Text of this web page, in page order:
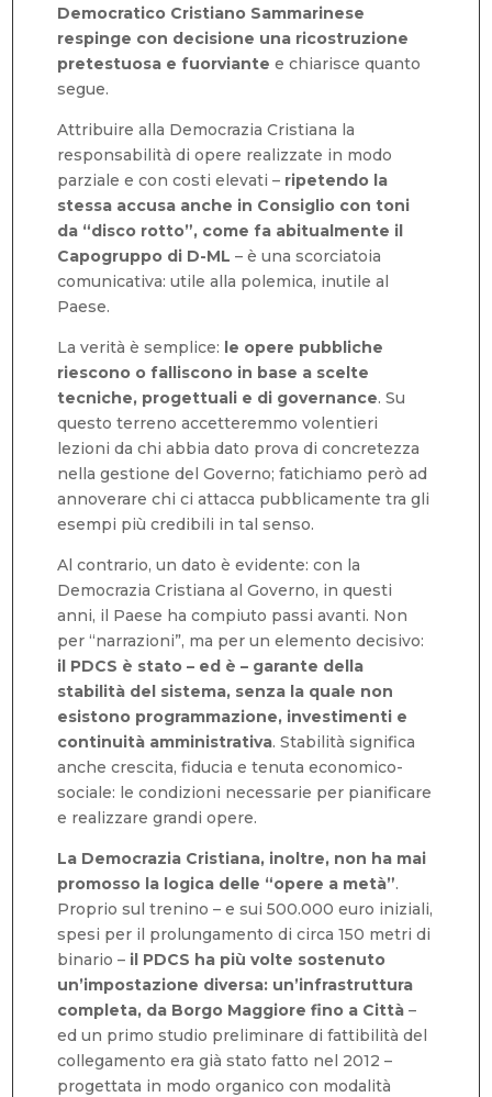
Democratico Cristiano Sammarinese
respinge con decisione una ricostruzione
pretestuosa e fuorviante e chiarisce quanto
segue.
Attribuire alla Democrazia Cristiana la
responsabilità di opere realizzate in modo
parziale e con costi elevati – ripetendo la
stessa accusa anche in Consiglio con toni
da “disco rotto”, come fa abitualmente il
Capogruppo di D-ML – è una scorciatoia
comunicativa: utile alla polemica, inutile al
Paese.
La verità è semplice: le opere pubbliche
riescono o falliscono in base a scelte
tecniche, progettuali e di governance. Su
questo terreno accetteremmo volentieri
lezioni da chi abbia dato prova di concretezza
nella gestione del Governo; fatichiamo però ad
annoverare chi ci attacca pubblicamente tra gli
esempi più credibili in tal senso.
Al contrario, un dato è evidente: con la
Democrazia Cristiana al Governo, in questi
anni, il Paese ha compiuto passi avanti. Non
per “narrazioni”, ma per un elemento decisivo:
il PDCS è stato – ed è – garante della
stabilità del sistema, senza la quale non
esistono programmazione, investimenti e
continuità amministrativa. Stabilità significa
anche crescita, fiducia e tenuta economico-
sociale: le condizioni necessarie per pianificare
e realizzare grandi opere.
La Democrazia Cristiana, inoltre, non ha mai
promosso la logica delle “opere a metà”.
Proprio sul trenino – e sui 500.000 euro iniziali,
spesi per il prolungamento di circa 150 metri di
binario – il PDCS ha più volte sostenuto
un’impostazione diversa: un’infrastruttura
completa, da Borgo Maggiore fino a Città –
ed un primo studio preliminare di fattibilità del
collegamento era già stato fatto nel 2012 –
progettata in modo organico con modalità